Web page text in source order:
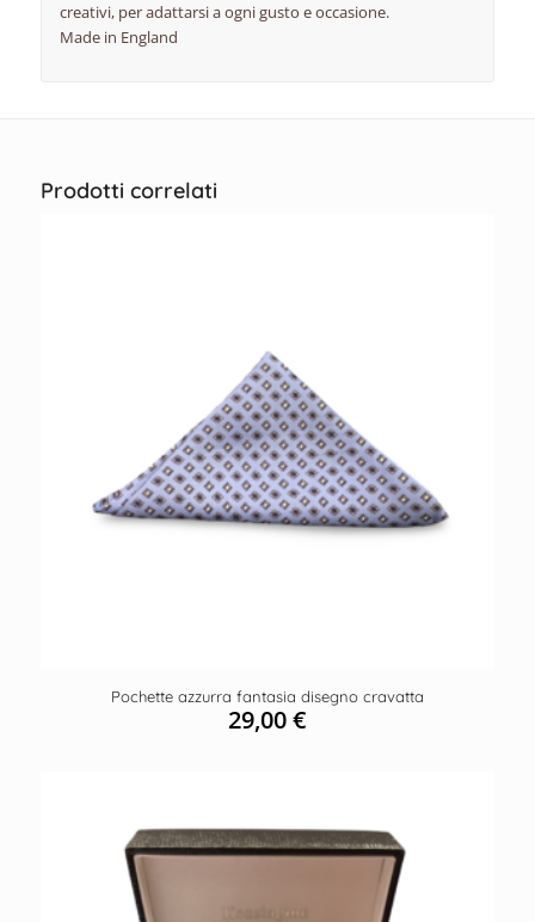
creativi, per adattarsi a ogni gusto e occasione.
Made in England
Prodotti correlati
Pochette azzurra fantasia disegno cravatta
29,00€